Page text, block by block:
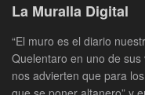
La Muralla Digital
“El muro es el diario
Quelentaro en uno de
nos advierten que para